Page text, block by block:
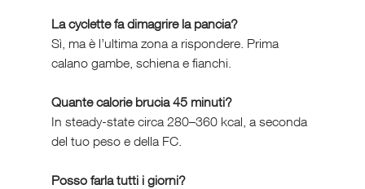
La cyclette fa dimagrire la pancia?
Sì, ma è l’ultima zona a rispondere. Prima
calano gambe, schiena e fianchi.
Quante calorie brucia 45 minuti?
In steady-state circa 280–360 kcal, a seconda
del tuo peso e della FC.
Posso farla tutti i giorni?